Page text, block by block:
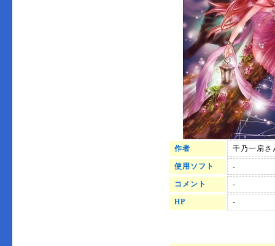
作者 千乃一扇さ
使用ソフト -
コメント -
HP -